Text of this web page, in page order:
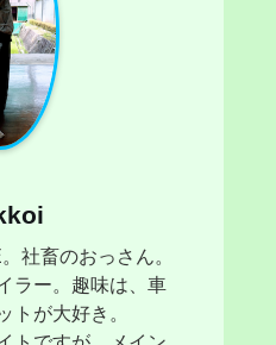
社畜のおっさん。
ラー。趣味は、車
トが大好き。